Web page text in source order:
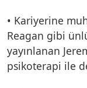
• Kariyerine
Reagan gibi
yayınlanan
psikoterapi ile